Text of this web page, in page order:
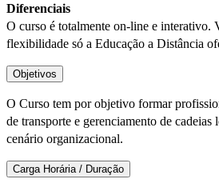
Diferenciais
O curso é totalmente on-line e interativo.
flexibilidade só a Educação a Distância
Objetivos
O Curso tem por objetivo formar
de transporte e gerenciamento de
cenário organizacional.
Carga Horária / Duração